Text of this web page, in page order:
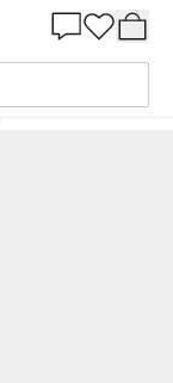
NCS 1005-G50Y